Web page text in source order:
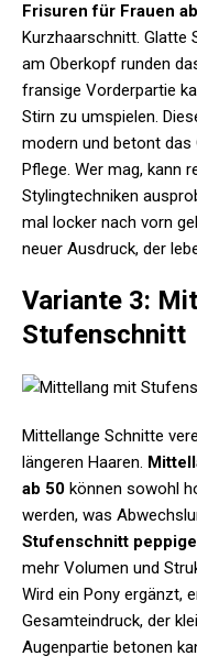
Frisuren für Frauen
Kurzhaarschnitt. Glatte
am Oberkopf runden
fransige Vorderpartie
Stirn zu umspielen.
modern und betont das
Pflege. Wer mag, kann
Stylingtechniken
mal locker nach vorn
neuer Ausdruck, der
Variante 3:
Stufenschnitt
Mittellange Schnitte
längeren Haaren.
ab 50 können sowohl
werden, was
Stufenschnitt
mehr Volumen und
Wird ein Pony ergänzt,
Gesamteindruck, der
Augenpartie betonen